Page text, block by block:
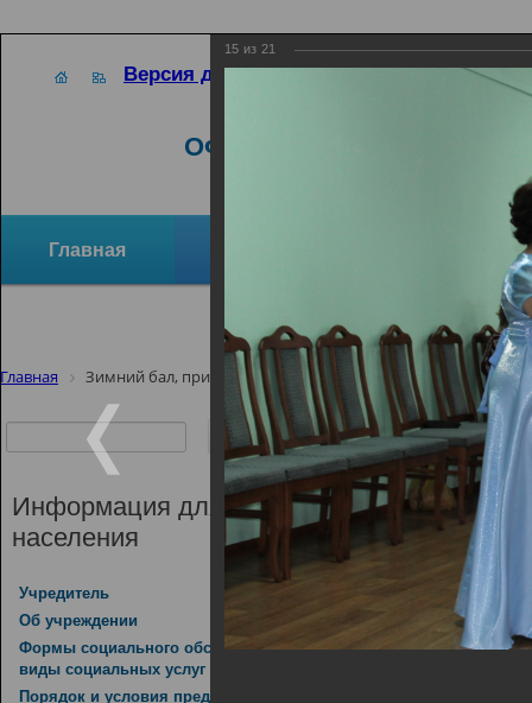
Версия для слабовидящих
ОФИЦИАЛЬНЫЙ САЙТ
Главная Отзывы и
Активное долголетие
Главная Зимний бал, приуроченный ко дню памяти А.С.Пушкина
Зимний
памяти
Зимний бал,
14.02.2019
Информация для
населения
Учредитель
Об учреждении
Формы социального обслуживания,
виды социальных услуг
Порядок и условия предоставления
15 из 21